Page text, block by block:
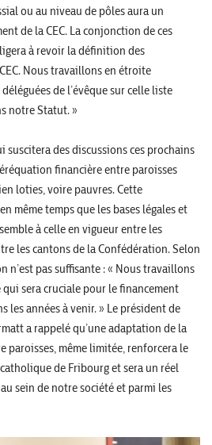
ou au niveau de pôles aura un
de la CEC. La conjonction de ces
à revoir la définition des
Nous travaillons en étroite
de l’évêque sur celle liste
notre Statut. »
des discussions ces prochains
financière entre paroisses
loties, voire pauvres. Cette
même temps que les bases légales et
à celle en vigueur entre les
les cantons de la Confédération. Selon
n’est pas suffisante : « Nous travaillons
sera cruciale pour le financement
les années à venir. » Le président de
a rappelé qu’une adaptation de la
paroisses, même limitée, renforcera le
de Fribourg et sera un réel
sein de notre société et parmi les